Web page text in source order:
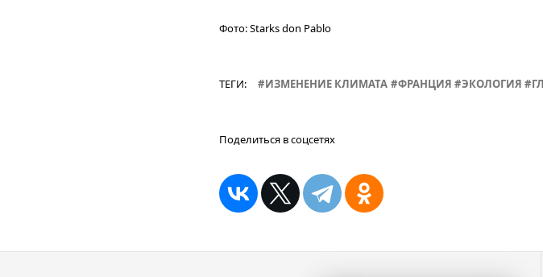
Фото:Starks don Pablo
ТЕГИ: ИЗМЕНЕНИЕ КЛИМАТА ФРАНЦИЯ ЭКОЛОГИЯ
Поделиться в соцсетях